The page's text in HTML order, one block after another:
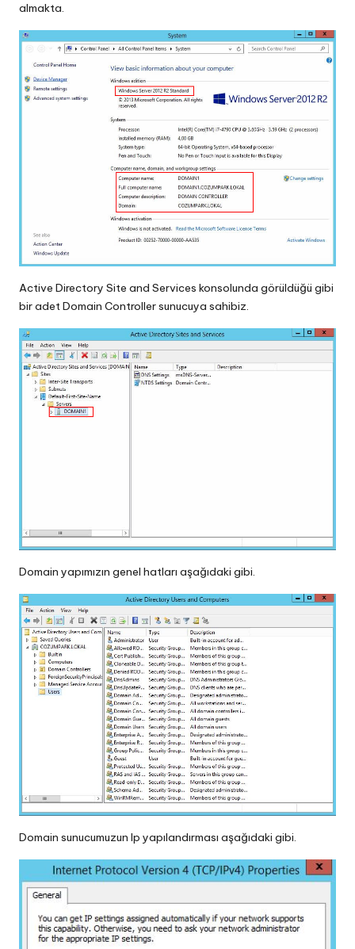
almakta.
Active Directory Site and Services konsolunda görüldüğü gibi
bir adet Domain Controller sunucuya sahibiz.
Domain yapımızın genel hatları aşağıdaki gibi.
Domain sunucumuzun Ip yapılandırması aşağıdaki gibi.